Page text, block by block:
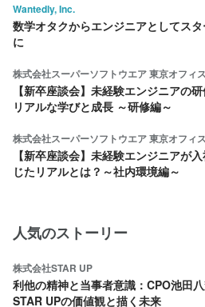
Wantedly, Inc.
数学オタクからエンジニアとしてス
に
株式会社スーパーソフトウエア 東京オフィス
【新卒座談会】未経験エンジニアの研
リアルな学びと成長 ～研修編～
株式会社スーパーソフトウエア 東京オフィス
【新卒座談会】未経験エンジニアが
じたリアルとは？～社内環境編～
人気のストーリー
株式会社STAR UP
利他の精神と当事者意識：CPO池田
STAR UPの価値観と描く未来